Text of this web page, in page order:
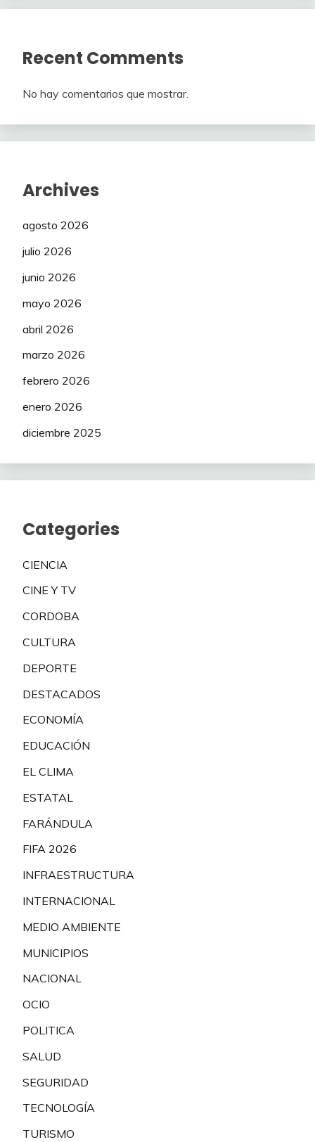
Recent Comments
No hay comentarios que mostrar.
Archives
agosto 2026
julio 2026
junio 2026
mayo 2026
abril 2026
marzo 2026
febrero 2026
enero 2026
diciembre 2025
Categories
CIENCIA
CINE Y TV
CORDOBA
CULTURA
DEPORTE
DESTACADOS
ECONOMÍA
EDUCACIÓN
EL CLIMA
ESTATAL
FARÁNDULA
FIFA 2026
INFRAESTRUCTURA
INTERNACIONAL
MEDIO AMBIENTE
MUNICIPIOS
NACIONAL
OCIO
POLITICA
SALUD
SEGURIDAD
TECNOLOGÍA
TURISMO